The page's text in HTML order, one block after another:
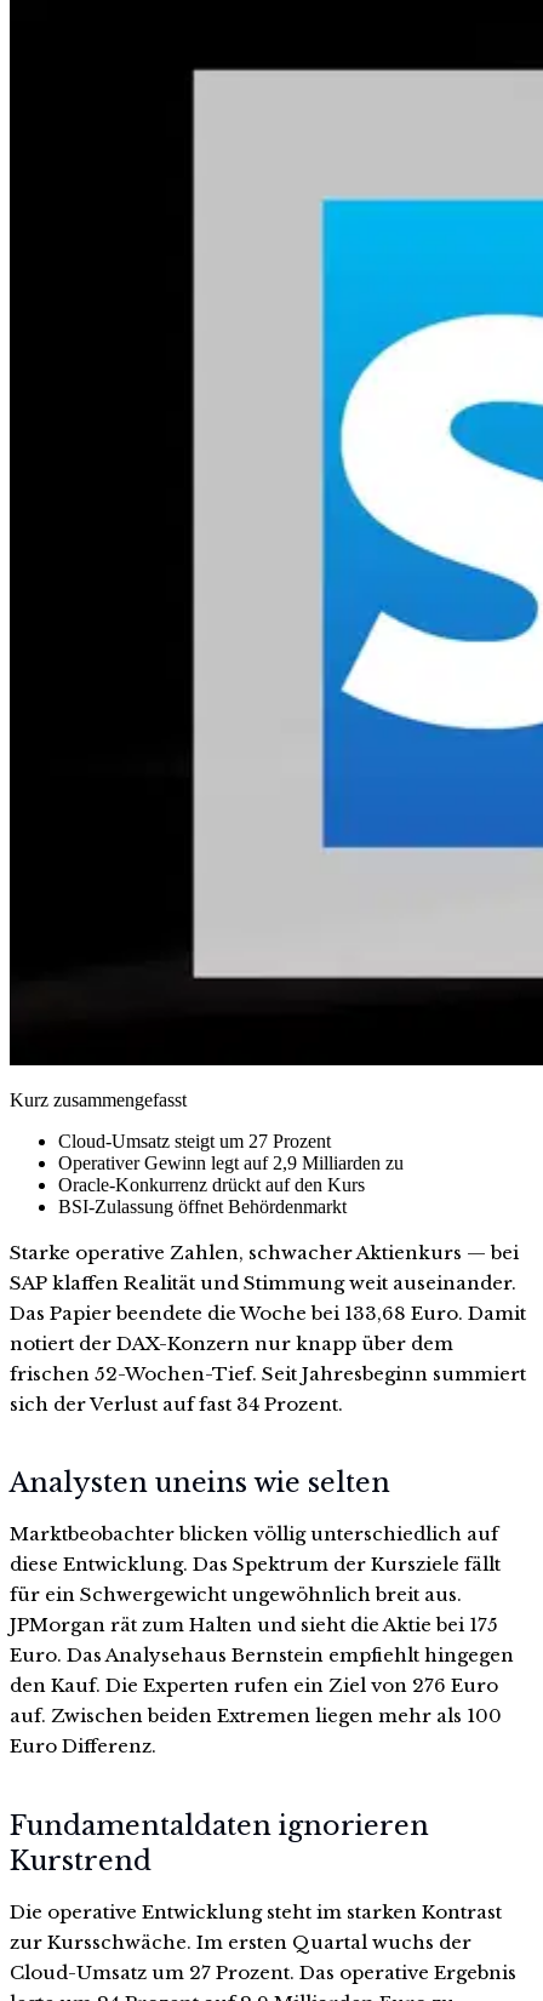
Kurz zusammengefasst
Cloud-Umsatz steigt um 27 Prozent
Operativer Gewinn legt auf 2,9 Milliarden zu
Oracle-Konkurrenz drückt auf den Kurs
BSI-Zulassung öffnet Behördenmarkt
Starke operative Zahlen, schwacher Aktienkurs — bei
SAP klaffen Realität und Stimmung weit auseinander.
Das Papier beendete die Woche bei 133,68 Euro. Damit
notiert der DAX-Konzern nur knapp über dem
frischen 52-Wochen-Tief. Seit Jahresbeginn summiert
sich der Verlust auf fast 34 Prozent.
Analysten uneins wie selten
Marktbeobachter blicken völlig unterschiedlich auf
diese Entwicklung. Das Spektrum der Kursziele fällt
für ein Schwergewicht ungewöhnlich breit aus.
JPMorgan rät zum Halten und sieht die Aktie bei 175
Euro. Das Analysehaus Bernstein empfiehlt hingegen
den Kauf. Die Experten rufen ein Ziel von 276 Euro
auf. Zwischen beiden Extremen liegen mehr als 100
Euro Differenz.
Fundamentaldaten ignorieren
Kurstrend
Die operative Entwicklung steht im starken Kontrast
zur Kursschwäche. Im ersten Quartal wuchs der
Cloud-Umsatz um 27 Prozent. Das operative Ergebnis